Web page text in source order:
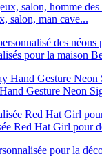
salon, man cave...
pour la maison
Gesture Neon
Red Hat Girl pour